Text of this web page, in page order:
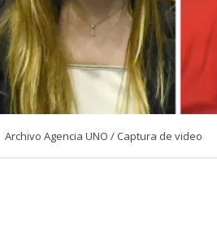
Archivo Agencia UNO / Captura de video